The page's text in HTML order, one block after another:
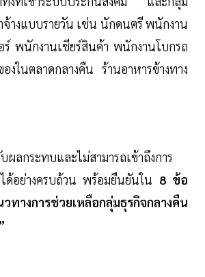
างแบบรายวัน เช่น นักดนตรี พนักงาน
ร์ พนักงานเชียร์สินค้า พนักงานโบกรถ
งในตลาดกลางคืน ร้านอาหารข้างทาง
ผลกระทบและไม่สามารถเข้าถึงการ
ได้อย่างครบถ้วน พร้อมยืนยันใน 8 ข้อ
างการช่วยเหลือกลุ่มธุรกิจกลางคืน